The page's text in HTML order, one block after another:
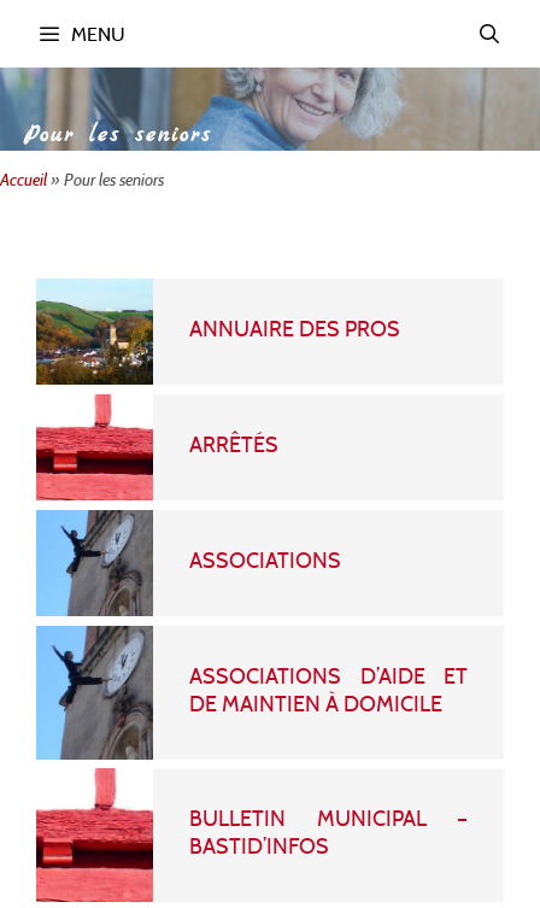
MENU
Pour les seniors
Accueil» Pour les seniors
ANNUAIRE DES PROS
ARRÊTÉS
ASSOCIATIONS
ASSOCIATIONS D’AIDE ET
DE MAINTIEN À DOMICILE
BULLETIN MUNICIPAL –
BASTID’INFOS